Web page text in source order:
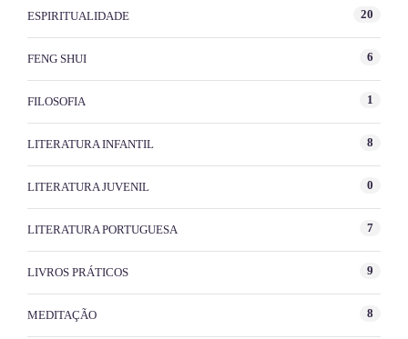
ESPIRITUALIDADE 20
FENG SHUI 6
FILOSOFIA 1
LITERATURA INFANTIL 8
LITERATURA JUVENIL 0
LITERATURA PORTUGUESA 7
LIVROS PRÁTICOS 9
MEDITAÇÃO 8